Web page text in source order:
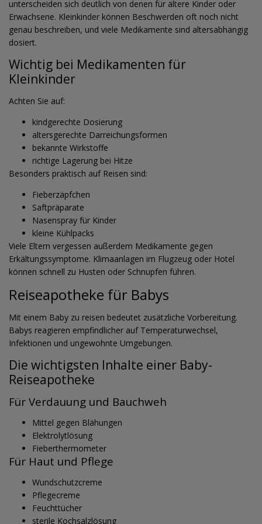
unterscheiden sich deutlich von denen für ältere Kinder oder
Erwachsene. Kleinkinder können Beschwerden oft noch nicht
genau beschreiben, und viele Medikamente sind altersabhängig
dosiert.
Wichtig bei Medikamenten für
Kleinkinder
Achten Sie auf:
kindgerechte Dosierung
altersgerechte Darreichungsformen
bekannte Wirkstoffe
richtige Lagerung bei Hitze
Besonders praktisch auf Reisen sind:
Fieberzäpfchen
Saftpräparate
Nasenspray für Kinder
kleine Kühlpacks
Viele Eltern vergessen außerdem Medikamente gegen
Erkältungssymptome. Klimaanlagen im Flugzeug oder Hotel
können schnell zu Husten oder Schnupfen führen.
Reiseapotheke für Babys
Mit einem Baby zu reisen bedeutet zusätzliche Vorbereitung.
Babys reagieren empfindlicher auf Temperaturwechsel,
Infektionen und ungewohnte Umgebungen.
Die wichtigsten Inhalte einer Baby-
Reiseapotheke
Für Verdauung und Bauchweh
Mittel gegen Blähungen
Elektrolytlösung
Fieberthermometer
Für Haut und Pflege
Wundschutzcreme
Pflegecreme
Feuchttücher
sterile Kochsalzlösung